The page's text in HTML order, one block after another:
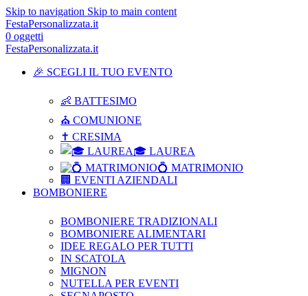
Skip to navigation Skip to main content
FestaPersonalizzata.it
0 oggetti
FestaPersonalizzata.it
🎉 SCEGLI IL TUO EVENTO
👶 BATTESIMO
⛪ COMUNIONE
✝ CRESIMA
🎓 LAUREA
💍 MATRIMONIO
🏢 EVENTI AZIENDALI
BOMBONIERE
BOMBONIERE TRADIZIONALI
BOMBONIERE ALIMENTARI
IDEE REGALO PER TUTTI
IN SCATOLA
MIGNON
NUTELLA PER EVENTI